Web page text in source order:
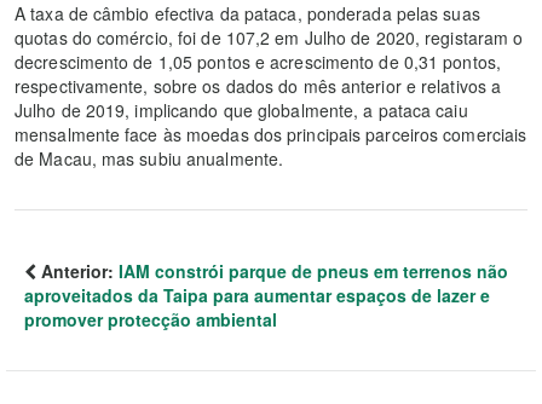
A taxa de câmbio efectiva da pataca, ponderada pelas suas
quotas do comércio, foi de 107,2 em Julho de 2020, registaram o
decrescimento de 1,05 pontos e acrescimento de 0,31 pontos,
respectivamente, sobre os dados do mês anterior e relativos a
Julho de 2019, implicando que globalmente, a pataca caiu
mensalmente face às moedas dos principais parceiros comerciais
de Macau, mas subiu anualmente.
Anterior: IAM constrói parque de pneus em terrenos não
aproveitados da Taipa para aumentar espaços de lazer e
promover protecção ambiental